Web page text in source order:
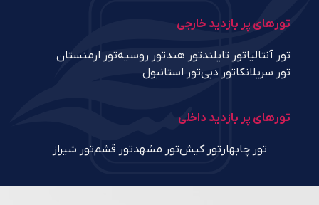
تورهای پر بازدید خارجی
تور آنتالیاتور تایلندتور هندتور روسیهتور ارمنستان
تور سریلانکاتور دبیتور استانبول
تورهای پر بازدید داخلی
تور چابهار تور کیشتور مشهدتور قشمتور شیراز